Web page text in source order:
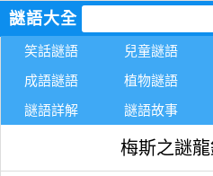
謎語大全
笑話謎語 兒童謎語
成語謎語
植物謎語
謎語詳解
謎語故事
梅斯之謎